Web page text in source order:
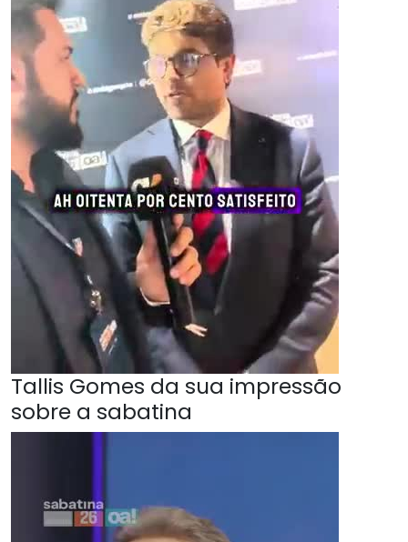
Tallis Gomes da sua impressão
sobre a sabatina